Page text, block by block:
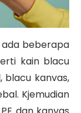
beberapa
kain blacu
blacu kanvas,
Kjemudian